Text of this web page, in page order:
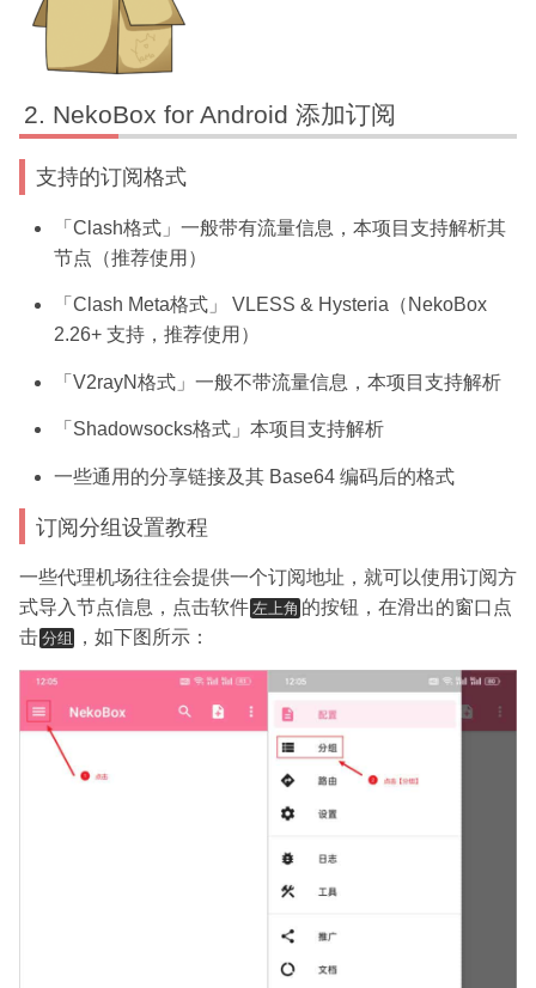
NekoBox for Android 添加订阅
支持的订阅格式
「Clash格式」一般带有流量信息，本项目支持解析其
节点（推荐使用）
「Clash Meta格式」 VLESS & Hysteria（NekoBox
2.26+ 支持，推荐使用）
「V2rayN格式」一般不带流量信息，本项目支持解析
「Shadowsocks格式」本项目支持解析
一些通用的分享链接及其 Base64 编码后的格式
订阅分组设置教程
一些代理机场往往会提供一个订阅地址，就可以使用订阅方
式导入节点信息，点击软件 左上角 的按钮，在滑出的窗口点
击 分组 ，如下图所示：